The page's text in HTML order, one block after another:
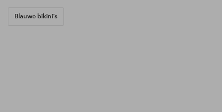
Blauwe bikini’s